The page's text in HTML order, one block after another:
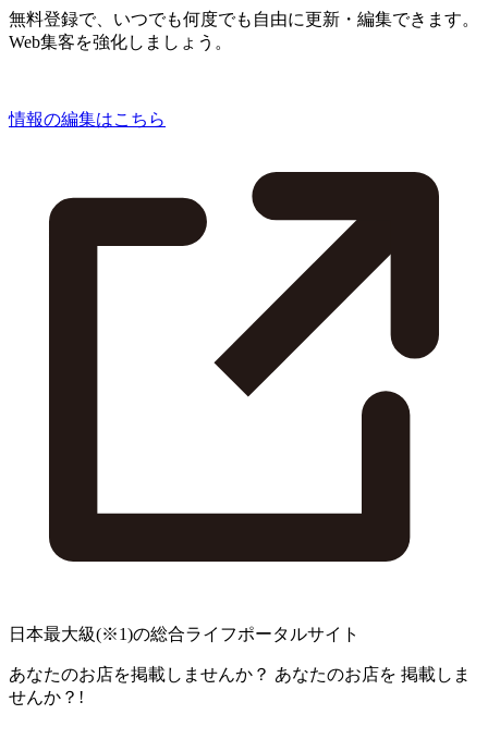
無料登録で、いつでも何度でも自由に更新・編集できます。
Web集客を強化しましょう。
情報の編集はこちら
日本最大級(※1)の総合ライフポータルサイト
あなたのお店を掲載しませんか？ あなたのお店を 掲載しま
せんか？!